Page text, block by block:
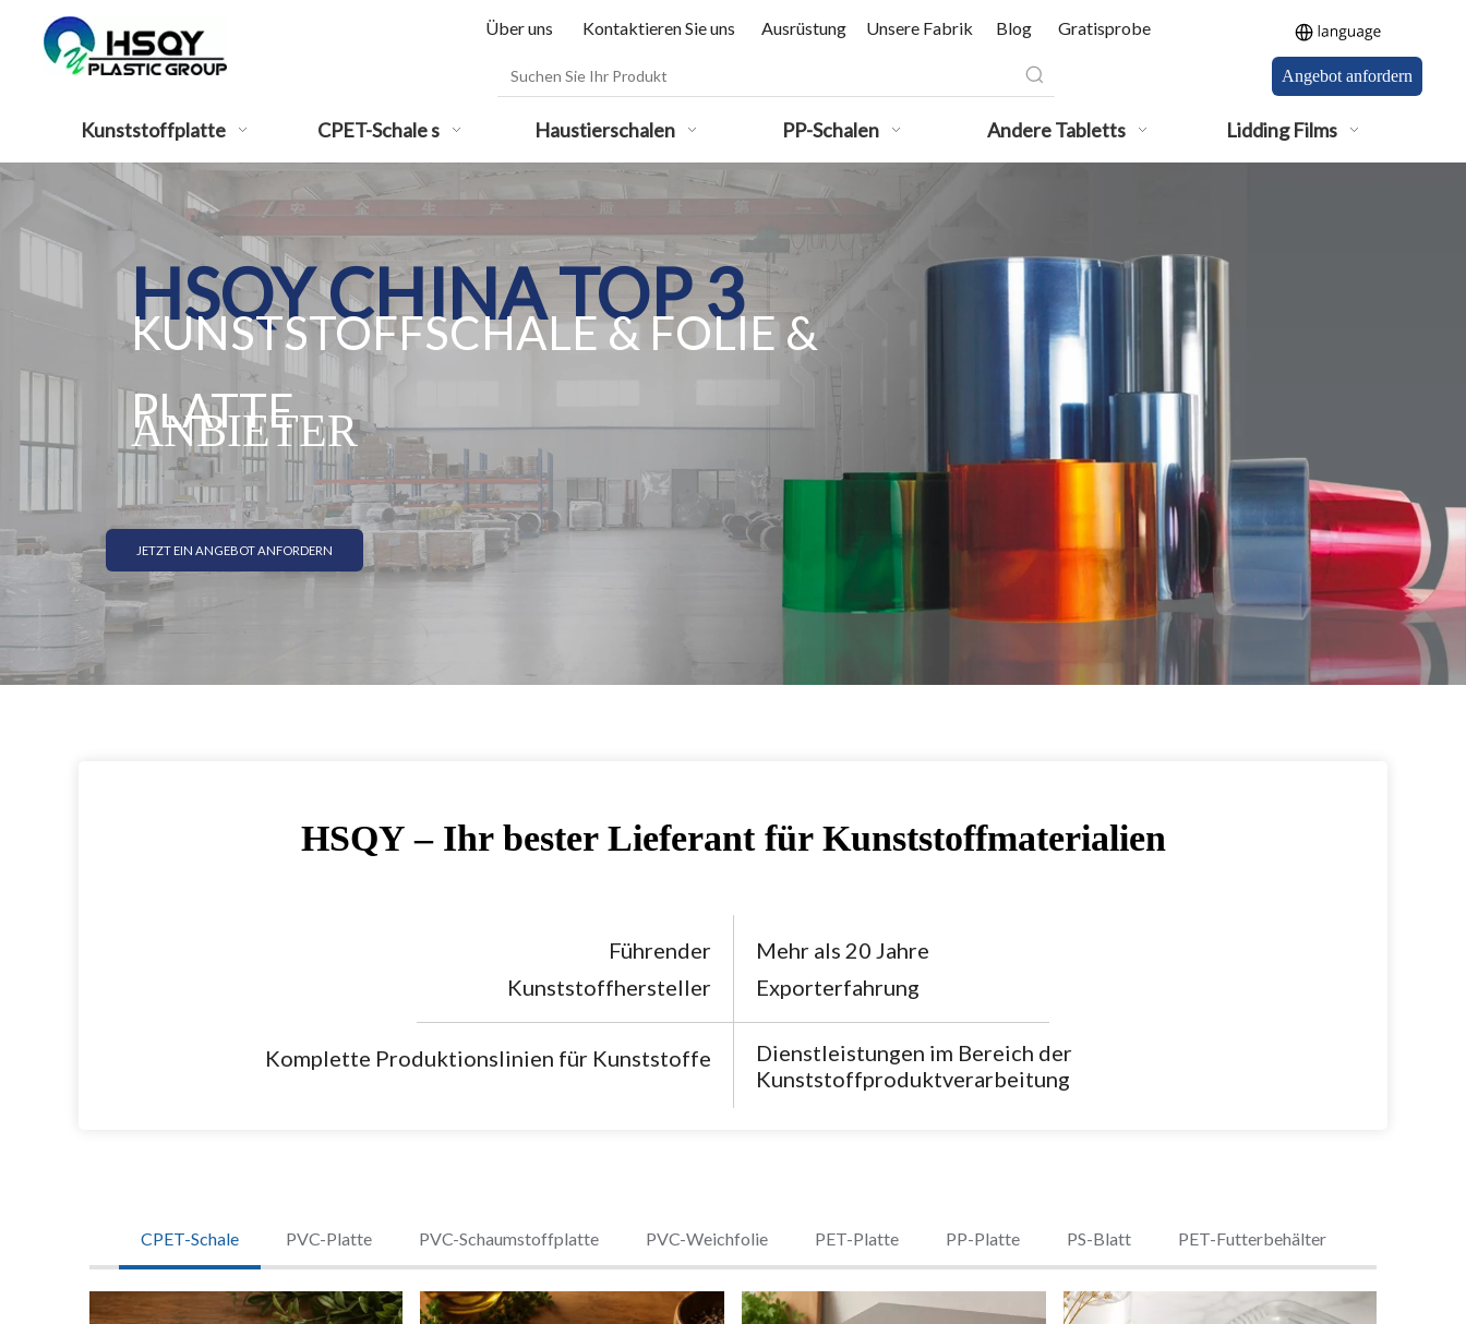
Über uns Kontaktieren Sie uns Ausrüstung Unsere Fabrik Blog Gratisprobe
Angebot anfordern
Kunststoffplatte CPET-Schale s Haustierschalen PP-Schalen Andere Tabletts Lidding Films
JETZT EIN ANGEBOT ANFORDERN
HSQY CHINA TOP 3
KUNSTSTOFFSCHALE & FOLIE&
PLATTE
ANBIETER
HSQY – Ihr bester Lieferant für Kunststoffmaterialien
Führender
Kunststoffhersteller
Mehr als 20 Jahre
Exporterfahrung
Komplette Produktionslinien für Kunststoffe
Dienstleistungen im Bereich der
Kunststoffproduktverarbeitung
CPET-Schale PVC-Platte PVC-Schaumstoffplatte PVC-Weichfolie PET-Platte PP-Platte PS-Blatt PET-Futterbehälter